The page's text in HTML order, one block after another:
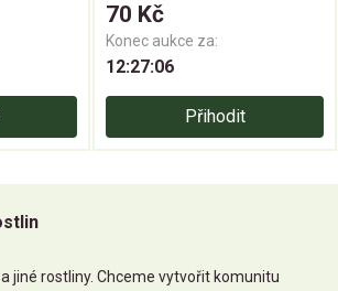
70 Kč
Konec aukce za:
12:27:05
Přihodit
jiné rostliny. Chceme vytvořit komunitu